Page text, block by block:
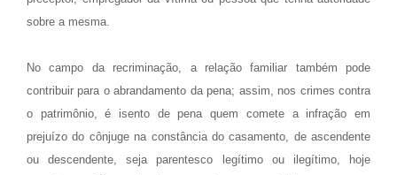
sobre a mesma.
No campo da recriminação, a relação familiar também pode
contribuir para o abrandamento da pena; assim, nos crimes contra
o patrimônio, é isento de pena quem comete a infração em
prejuízo do cônjuge na constância do casamento, de ascendente
ou descendente, seja parentesco legítimo ou ilegítimo, hoje